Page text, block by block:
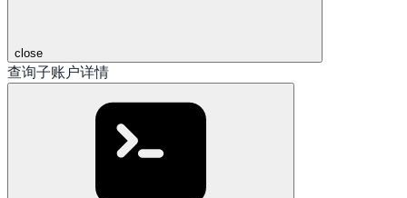
close
查询子账户详情